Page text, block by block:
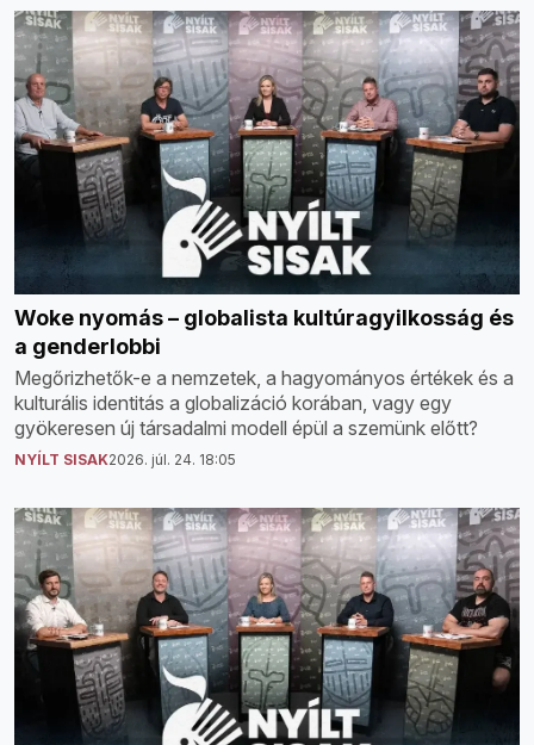
Woke nyomás – globalista kultúragyilkosság és
a genderlobbi
Megőrizhetők-e a nemzetek, a hagyományos értékek és a
kulturális identitás a globalizáció korában, vagy egy
gyökeresen új társadalmi modell épül a szemünk előtt?
NYÍLT SISAK2026. júl. 24. 18:05